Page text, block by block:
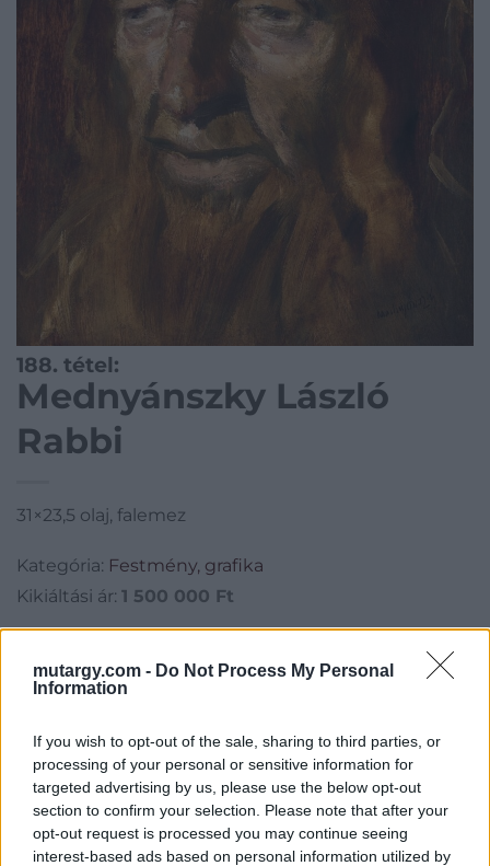
mutargy.com - Do Not Process My Personal
Information
If you wish to opt-out of the sale, sharing to third parties, or
processing of your personal or sensitive information for
targeted advertising by us, please use the below opt-out
section to confirm your selection. Please note that after your
opt-out request is processed you may continue seeing
interest-based ads based on personal information utilized by
188. tétel:
Mednyánszky László
Rabbi
31×23,5 olaj, falemez
Kategória: Festmény, grafika
Kikiáltási ár: 1 500 000 Ft
Aukció adatai
Aukció neve:56. Őszi Aukció
Aukció ideje: 18:00
Aukció helye: Budapest Kongresszusi Központ
Tételszám: 188